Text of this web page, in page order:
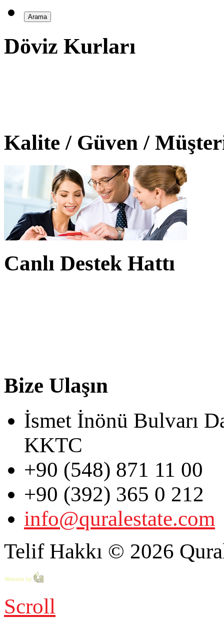
Döviz Kurları
Kalite / Güven /
Canlı Destek Hattı
Bize Ulaşın
İsmet İnönü Bulvarı
KKTC
+90 (548) 871 11 00
+90 (392) 365 0 212
info@quralestate.com
Telif Hakkı © 2026
Scroll